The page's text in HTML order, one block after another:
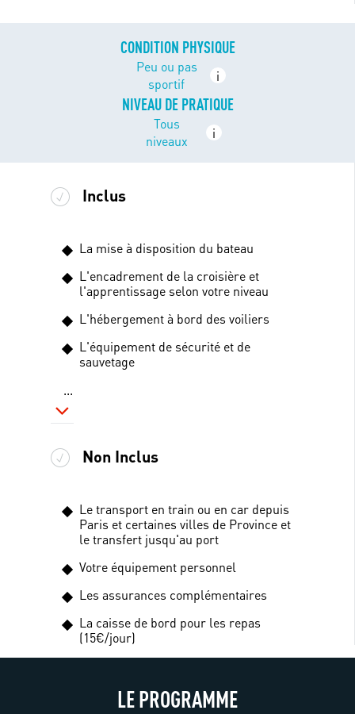
CONDITION PHYSIQUE
Peu ou pas
sportif
i
NIVEAU DE PRATIQUE
Tous
niveaux
i
Inclus
La mise à disposition du bateau
L'encadrement de la croisière et
l'apprentissage selon votre niveau
L'hébergement à bord des voiliers
L'équipement de sécurité et de
sauvetage
...
Non Inclus
Le transport en train ou en car depuis
Paris et certaines villes de Province et
le transfert jusqu'au port
Votre équipement personnel
Les assurances complémentaires
La caisse de bord pour les repas
(15€/jour)
LE PROGRAMME